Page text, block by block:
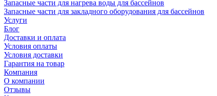
Запасные части для нагрева воды для бассейнов
Запасные части для закладного оборудования для бассейнов
Услуги
Блог
Доставки и оплата
Условия оплаты
Условия доставки
Гарантия на товар
Компания
О компании
Отзывы